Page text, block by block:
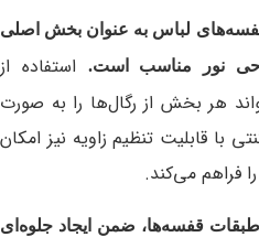
لباس به عنوان بخش اصلی
نور مناسب است.
استفاده از
هر بخش از رگال‌ها را به صورت
با قابلیت تنظیم زاویه نیز امکان
فراهم می‌کند.
قفسه‌ها، ضمن ایجاد جلوه‌ای